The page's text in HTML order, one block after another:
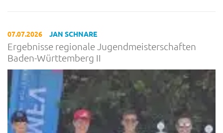
07.07.2026 JAN SCHNARE
Ergebnisse regionale Jugendmeisterschaften
Baden-Württemberg II